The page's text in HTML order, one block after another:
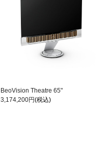
BeoVision Theatre 65"
3,174,200円(税込)